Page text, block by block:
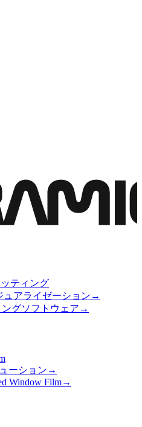
ティング
ュアライゼーション →
ングソフトウェア →
ーション →
Window Film→